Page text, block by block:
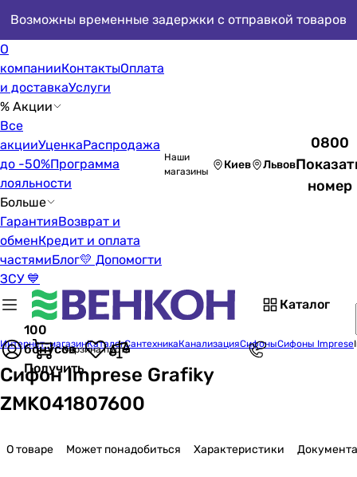
Возможны временные задержки с отправкой товаров
О
компанииКонтактыОплата
и доставкаУслуги
% Акции
Все
акцииУценкаРаспродажа
до -50%Программа
лояльности
Больше
ГарантияВозврат и
обменКредит и оплата
частямиБлог💛 Допомогти
ЗСУ 💙
Наши
магазины
Киев Львов
0800
номер
Каталог
100
бонусов
Получить
Корзина пуста
Интернет-магазинКаталогСантехникаКанализацияСифоныСифоны Imprese
Сифон Imprese Grafiky
ZMK041807600
О товаре Может понадобиться Характеристики